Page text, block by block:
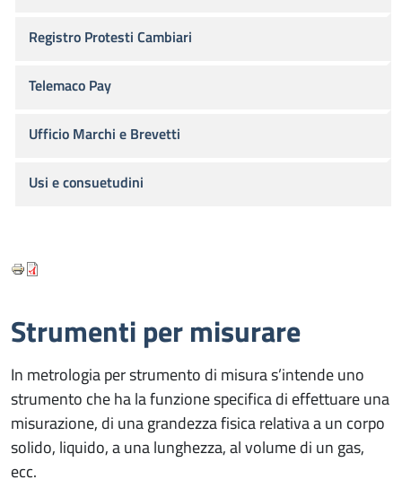
Strumenti per misurare
In metrologia per strumento di misura s’intende uno
strumento che ha la funzione specifica di effettuare una
misurazione, di una grandezza fisica relativa a un corpo
solido, liquido, a una lunghezza, al volume di un gas,
ecc.
Registro Protesti Cambiari
Telemaco Pay
Ufficio Marchi e Brevetti
Usi e consuetudini